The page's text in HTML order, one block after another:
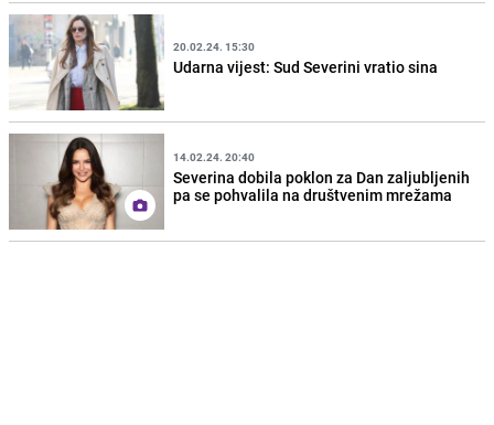
20.02.24. 15:30
Udarna vijest: Sud Severini vratio sina
14.02.24. 20:40
Severina dobila poklon za Dan zaljubljenih
pa se pohvalila na društvenim mrežama